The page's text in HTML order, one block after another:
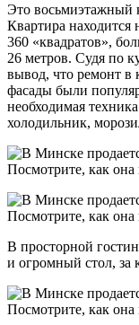
Это восьмиэтажный
Квартира
360 «квадратов»,
26 метров. Судя по
вывод, что ремонт в
фасады были
необходимая
холодильник,
В просторной
и огромный стол, за